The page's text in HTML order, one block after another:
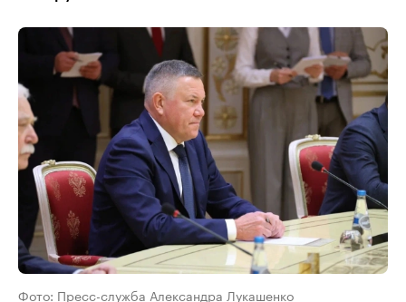
Фото: Пресс-служба Александра Лукашенко